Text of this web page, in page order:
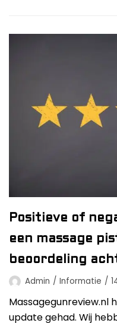
Positieve of
een massage
beoordeling
Admin
Informatie
Massagegunreview.nl
update gehad. Wij